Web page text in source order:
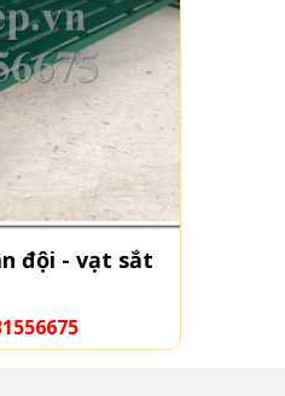
đội - vạt sắt